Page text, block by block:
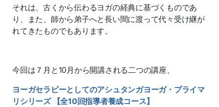
それは、古くから伝わるヨガの経典に基づくものであ
り、また、師から弟子へと長い間に渡って代々受け継が
れてきたものでもあります。
今回は７月と10月から開講される二つの講座、
ヨーガセラピーとしてのアシュタンガヨーガ・プライマ
リシリーズ 【全10回指導者養成コース】